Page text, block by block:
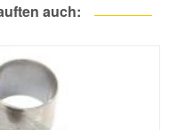
auch: